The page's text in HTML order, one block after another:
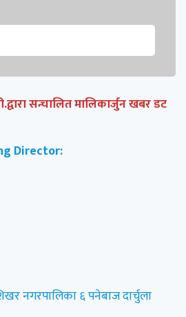
सन्चालित मालिकार्जुन खबर डट
Director:
नगरपालिका ६ पनेबाज दार्चुला